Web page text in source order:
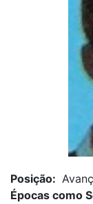
Posição:
Épocas como